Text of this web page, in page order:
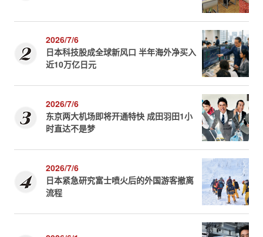
2026/7/6
日本科技股成全球新风口 半年海外净买入
近10万亿日元
2026/7/6
东京两大机场即将开通特快 成田羽田1小
时直达不是梦
2026/7/6
日本紧急研究富士喷火后的外国游客撤离
流程